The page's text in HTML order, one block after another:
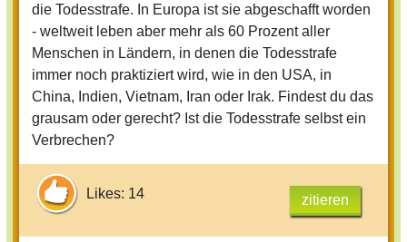
die Todesstrafe. In Europa ist sie abgeschafft worden
- weltweit leben aber mehr als 60 Prozent aller
Menschen in Ländern, in denen die Todesstrafe
immer noch praktiziert wird, wie in den USA, in
China, Indien, Vietnam, Iran oder Irak. Findest du das
grausam oder gerecht? Ist die Todesstrafe selbst ein
Verbrechen?
Likes: 14 zitieren